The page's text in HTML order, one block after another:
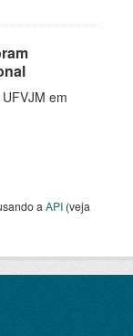
em
a API (veja